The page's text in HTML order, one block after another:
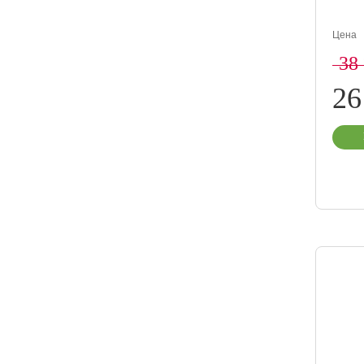
Цена